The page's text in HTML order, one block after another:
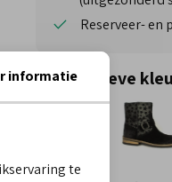
Reserveer- en
Alternatieve
informatie
te